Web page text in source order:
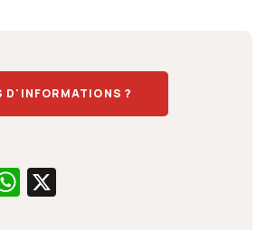
D'INFORMATIONS ?
WhatsApp